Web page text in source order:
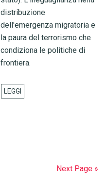
distribuzione
dell'emergenza migratoria e
la paura del terrorismo che
condiziona le politiche di
frontiera.
Next Page »